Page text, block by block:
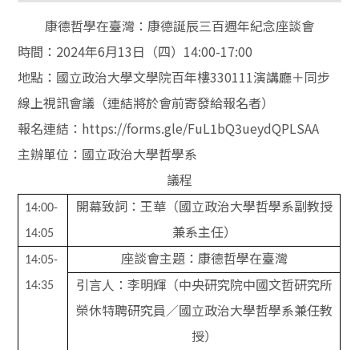
康德哲學在臺灣：康德誕辰三百週年紀念座談會
時間： 2024年6月13日（四） 14:00-17:00
地點：國立政治大學文學院百年樓330111演講廳＋同步
線上視訊會議（連結將於會前寄發給報名者）
報名連結： https://forms.gle/FuL1bQ3ueydQPLSAA
主辦單位：國立政治大學哲學系
議程
14:00-
14:05
開幕致詞：王華（國立政治大學哲學系副教授
兼系主任）
14:05-
14:35
座談會主題：康德哲學在臺灣
引言人：李明輝（中央研究院中國文哲研究所
榮休特聘研究員／國立政治大學哲學系兼任教
授）